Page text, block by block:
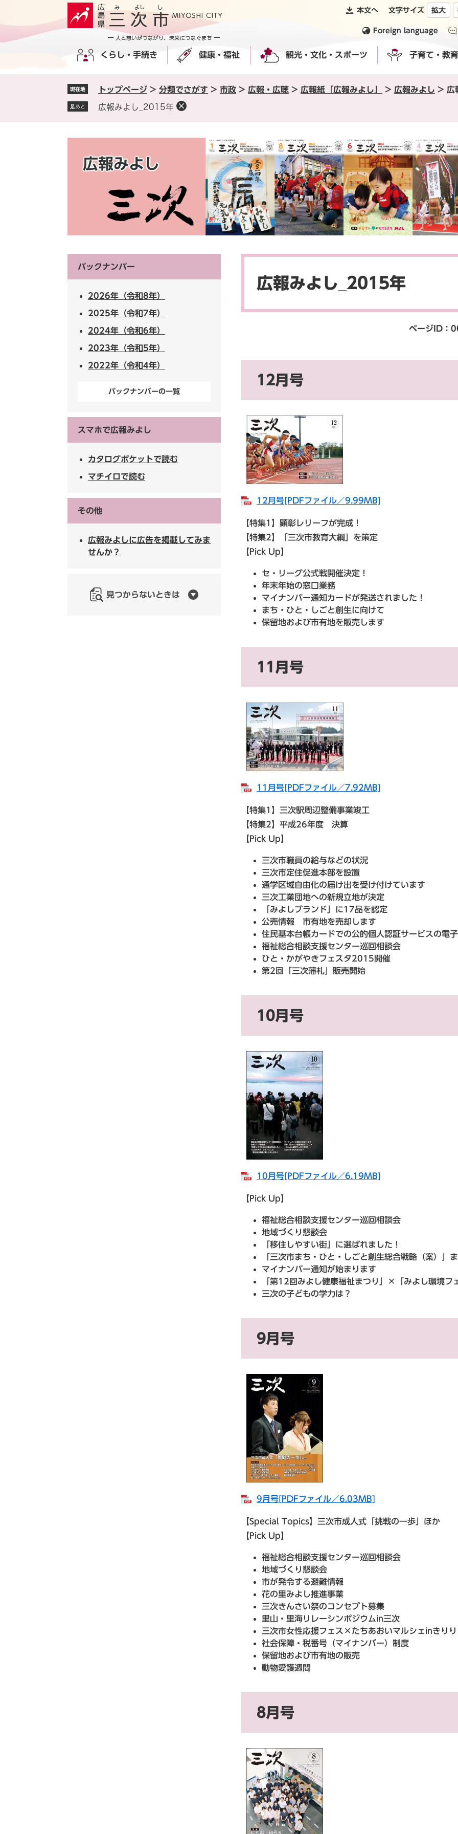
の
ー
本文へ 文字サイズ 拡大
Foreign language
くらし・手続き 健康・福祉 観光・文化・スポーツ 子育て・教育
現在地 トップページ > 分類でさがす > 市政 > 広報・広聴 > 広報紙「広報みよし」 > 広報みよし > 広
足あと 広報みよし_2015年
広報みよし
広報みよし_2015年
ページID：
12月号
12月号[PDFファイル／9.99MB]
【特集1】顕彰レリーフが完成！
【特集2】「三次市教育大綱」を策定
【Pick Up】
セ・リーグ公式戦開催決定！
年末年始の窓口業務
マイナンバー通知カードが発送されました！
まち・ひと・しごと創生に向けて
保留地および市有地を販売します
11月号
11月号[PDFファイル／7.92MB]
【特集1】三次駅周辺整備事業竣工
【特集2】平成26年度 決算
【Pick Up】
三次市職員の給与などの状況
三次市定住促進本部を設置
通学区域自由化の届け出を受け付けています
三次工業団地への新規立地が決定
「みよしブランド」に17品を認定
公売情報 市有地を売却します
住民基本台帳カードでの公的個人認証サービスの電
福祉総合相談支援センター巡回相談会
ひと・かがやきフェスタ2015開催
第2回「三次藩札」販売開始
10月号
10月号[PDFファイル／6.19MB]
【Pick Up】
福祉総合相談支援センター巡回相談会
地域づくり懇談会
「移住しやすい街」に選ばれました！
「三次市まち・ひと・しごと創生総合戦略（案）」ま
マイナンバー通知が始まります
「第12回みよし健康福祉まつり」×「みよし環境フ
三次の子どもの学力は？
9月号
9月号[PDFファイル／6.03MB]
【Special Topics】三次市成人式「挑戦の一歩」ほか
【Pick Up】
福祉総合相談支援センター巡回相談会
地域づくり懇談会
市が発令する避難情報
花の里みよし推進事業
三次きんさい祭のコンセプト募集
里山・里海リレーシンポジウムin三次
三次市女性応援フェス×たちあおいマルシェinきりり
社会保障・税番号（マイナンバー）制度
保留地および市有地の販売
動物愛護週間
8月号
バックナンバー
2026年（令和8年）
2025年（令和7年）
2024年（令和6年）
2023年（令和5年）
2022年（令和4年）
バックナンバーの一覧
スマホで広報みよし
カタログポケットで読む
マチイロで読む
その他
広報みよしに広告を掲載してみま
せんか？
見つからないときは